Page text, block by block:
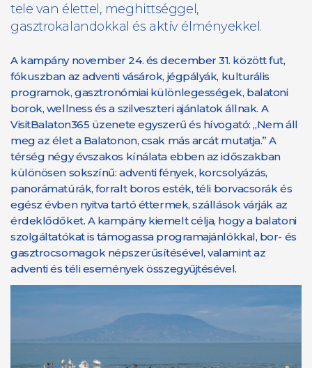
tele van élettel, meghittséggel,
gasztrokalandokkal és aktív élményekkel.
A kampány november 24. és december 31. között fut,
fókuszban az adventi vásárok, jégpályák, kulturális
programok, gasztronómiai különlegességek, balatoni
borok, wellness és a szilveszteri ajánlatok állnak. A
VisitBalaton365 üzenete egyszerű és hívogató: „Nem áll
meg az élet a Balatonon, csak más arcát mutatja.” A
térség négy évszakos kínálata ebben az időszakban
különösen sokszínű: adventi fények, korcsolyázás,
panorámatúrák, forralt boros esték, téli borvacsorák és
egész évben nyitva tartó éttermek, szállások várják az
érdeklődőket. A kampány kiemelt célja, hogy a balatoni
szolgáltatókat is támogassa programajánlókkal, bor- és
gasztrocsomagok népszerűsítésével, valamint az
adventi és téli események összegyűjtésével.